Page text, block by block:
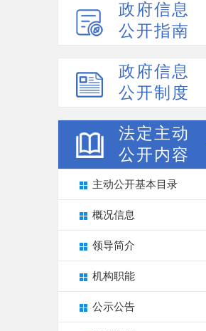
政府信息
公开指南
政府信息
公开制度
法定主动
公开内容
主动公开基本目录
概况信息
领导简介
机构职能
公示公告